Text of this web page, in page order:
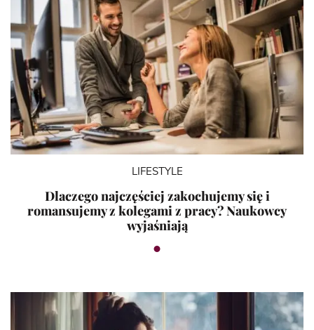
LIFESTYLE
Dlaczego najczęściej zakochujemy się i
romansujemy z kolegami z pracy? Naukowcy
wyjaśniają